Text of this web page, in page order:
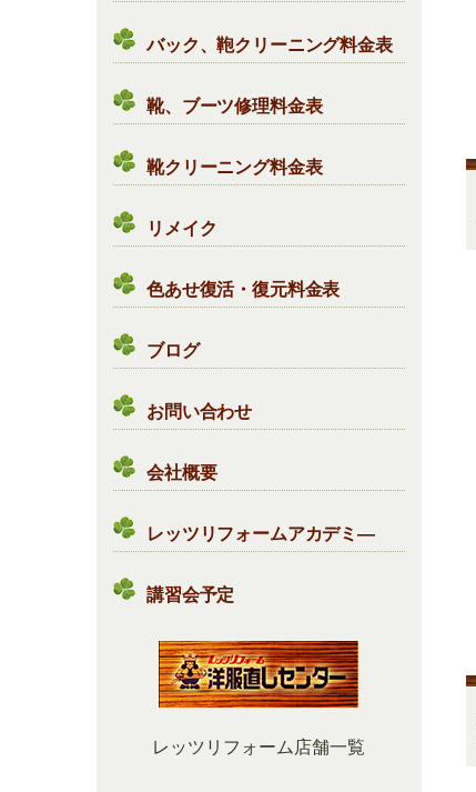
バック、鞄クリーニング料金表
靴、ブーツ修理料金表
靴クリーニング料金表
リメイク
色あせ復活・復元料金表
ブログ
お問い合わせ
会社概要
レッツリフォームアカデミ―
講習会予定
レッツリフォーム店舗一覧